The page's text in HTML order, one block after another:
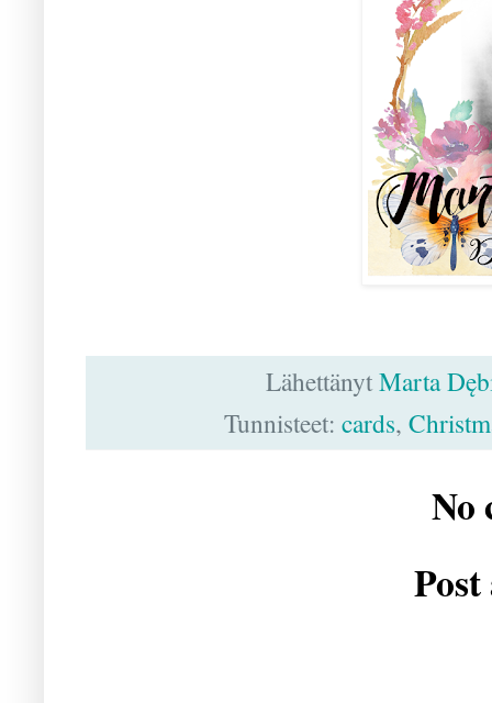
LähettänytMarta
Tunnisteet: cards,
No